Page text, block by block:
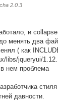
2.0.3
и
менять два
( как
libs/jqueryui/
нем проблема
давности.